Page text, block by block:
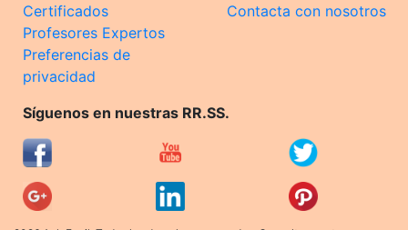
Certificados
Profesores Expertos
Preferencias de
privacidad
Contacta con nosotros
Síguenos en nuestras RR.SS.